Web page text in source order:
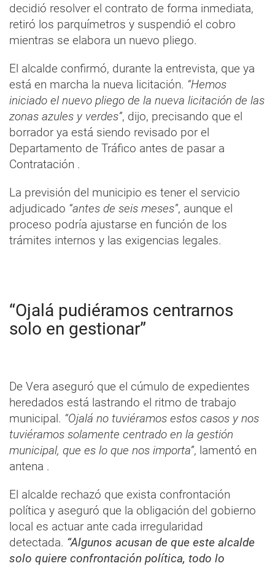
decidió resolver el contrato de forma inmediata,
retiró los parquímetros y suspendió el cobro
mientras se elabora un nuevo pliego.
El alcalde confirmó, durante la entrevista, que ya
está en marcha la nueva licitación. “Hemos
iniciado el nuevo pliego de la nueva licitación de las
zonas azules y verdes”, dijo, precisando que el
borrador ya está siendo revisado por el
Departamento de Tráfico antes de pasar a
Contratación .
La previsión del municipio es tener el servicio
adjudicado “antes de seis meses”, aunque el
proceso podría ajustarse en función de los
trámites internos y las exigencias legales.
“Ojalá pudiéramos centrarnos
solo en gestionar”
De Vera aseguró que el cúmulo de expedientes
heredados está lastrando el ritmo de trabajo
municipal. “Ojalá no tuviéramos estos casos y nos
tuviéramos solamente centrado en la gestión
municipal, que es lo que nos importa”, lamentó en
antena .
El alcalde rechazó que exista confrontación
política y aseguró que la obligación del gobierno
local es actuar ante cada irregularidad
detectada. “Algunos acusan de que este alcalde
solo quiere confrontación política, todo lo